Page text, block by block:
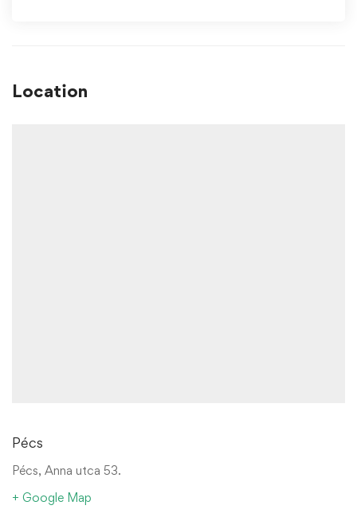
Location
Pécs
Pécs, Anna utca 53.
+ Google Map